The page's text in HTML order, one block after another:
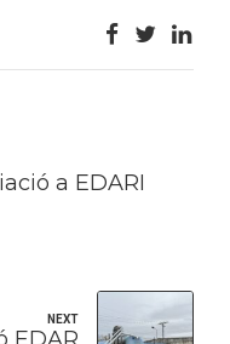
a EDARI
NEXT